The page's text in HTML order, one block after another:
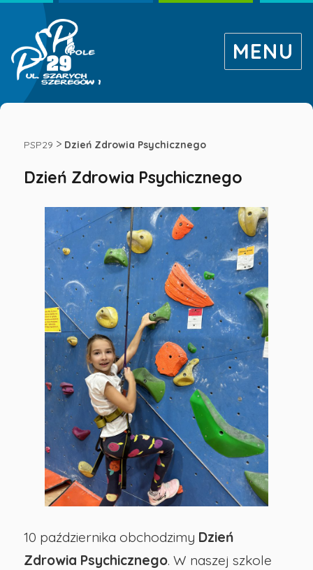
Dzień
Zdrowia
Psychicznego
Publiczna
Szkoła
Podstawowa
Opolu
MENU
PSP29 > Dzień Zdrowia Psychicznego
Dzień Zdrowia Psychicznego
10 października obchodzimy Dzień
Zdrowia Psychicznego. W naszej szkole